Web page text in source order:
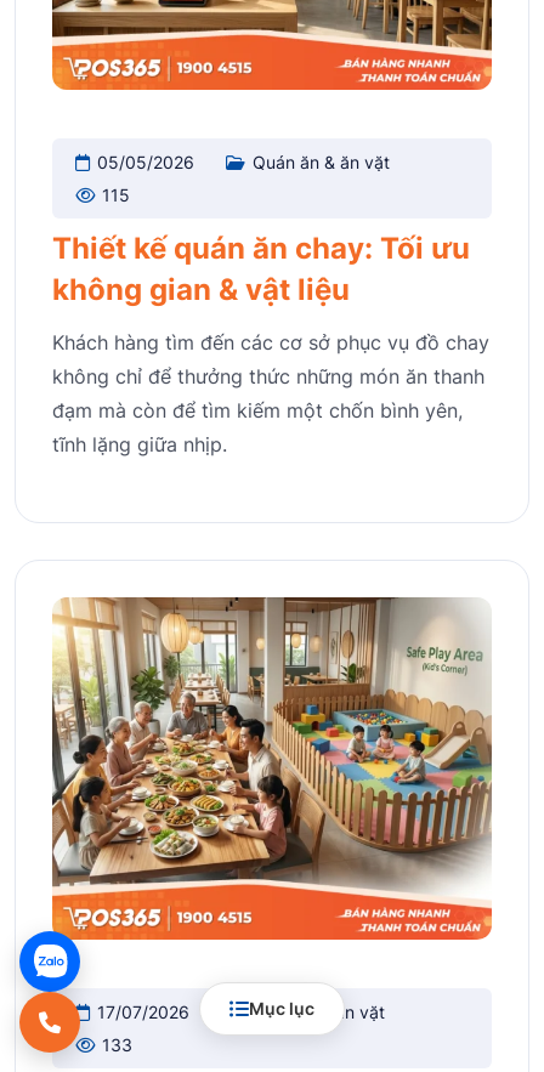
Mục lục
05/05/2026
Quán ăn & ăn vặt
115
Thiết kế quán ăn chay: Tối ưu
không gian & vật liệu
Khách hàng tìm đến các cơ sở phục vụ đồ chay
không chỉ để thưởng thức những món ăn thanh
đạm mà còn để tìm kiếm một chốn bình yên,
tĩnh lặng giữa nhịp.
17/07/2026
Quán ăn & ăn vặt
133